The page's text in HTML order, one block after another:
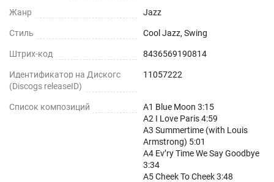
Жанр Jazz
Стиль Cool Jazz, Swing
Штрих-код 8436569190814
Идентификатор на Дискогс
(Discogs releaseID)
11057222
Список композиций
A1 Blue Moon 3:15
A2 I Love Paris 4:59
A3 Summertime (with Louis
Armstrong) 5:01
A4 Ev’ry Time We Say Goodbye
3:34
A5 Cheek To Cheek 3:48